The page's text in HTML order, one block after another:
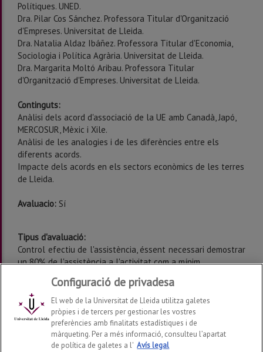
Polítiques. UNED.
Dra. Pilar Cos Sánchez. Professora Titular d'Organització
d'Empreses. Universitat de Lleida.
Dra. Natalia Aldaz Ibáñez. Professora Titular d'Economia,
Sociologia i Política Agrària. Universitat de Lleida.
Dra. Margarita Moltó Aribau. Professora Titular
d'Organització d'Empreses. Universitat de Lleida.
Continguts:
Anàlisi dels acord d'associació de la UE amb Canadà, Japó,
MERCOSUR, Mèxic i Xile.
Anàlisi de les analogies i de les diferències entre els
diferents acords.
Impacte dels acords en els sectors econòmics de les terres
de Lleida.
Avaluacio: Sí
Tipus d'avaluació:
Control efectiu de l'assistència, éssent necessari demostrar
un 80% de l'assistència a l'activitat com a mínim.
amb una extensió d'entre 5 i 10 pàgines.
Configuració de privadesa
El web de la Universitat de Lleida utilitza galetes
pròpies i de tercers per gestionar les vostres
preferències amb finalitats estadístiques i de
màrqueting. Per a més informació, consulteu l’apartat
de política de galetes a l' Avís legal